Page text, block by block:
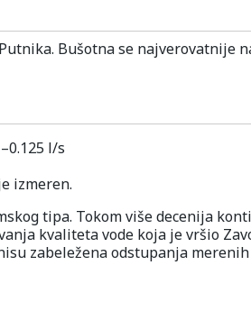
Bušotna se najverovatnije
–0.125 l/s
izmeren.
tipa. Tokom više decenija
kvaliteta vode koja je vršio
zabeležena odstupanja merenih